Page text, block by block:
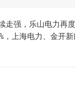
上海电力、金开新